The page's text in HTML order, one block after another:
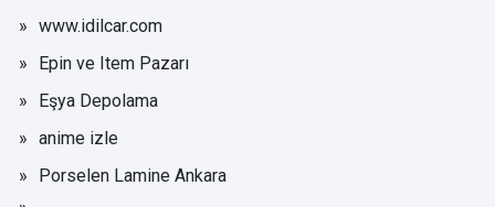
www.idilcar.com
Epin ve Item Pazarı
Eşya Depolama
anime izle
Porselen Lamine Ankara